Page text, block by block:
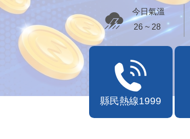
今日氣溫
26 ~ 28
縣民熱線1999